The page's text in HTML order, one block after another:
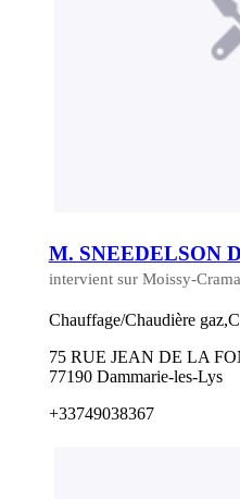
M. SNEEDELSON
intervient sur Moissy-
Chauffage/Chaudière
75 RUE JEAN DE LA
77190 Dammarie-les-Lys
+33749038367